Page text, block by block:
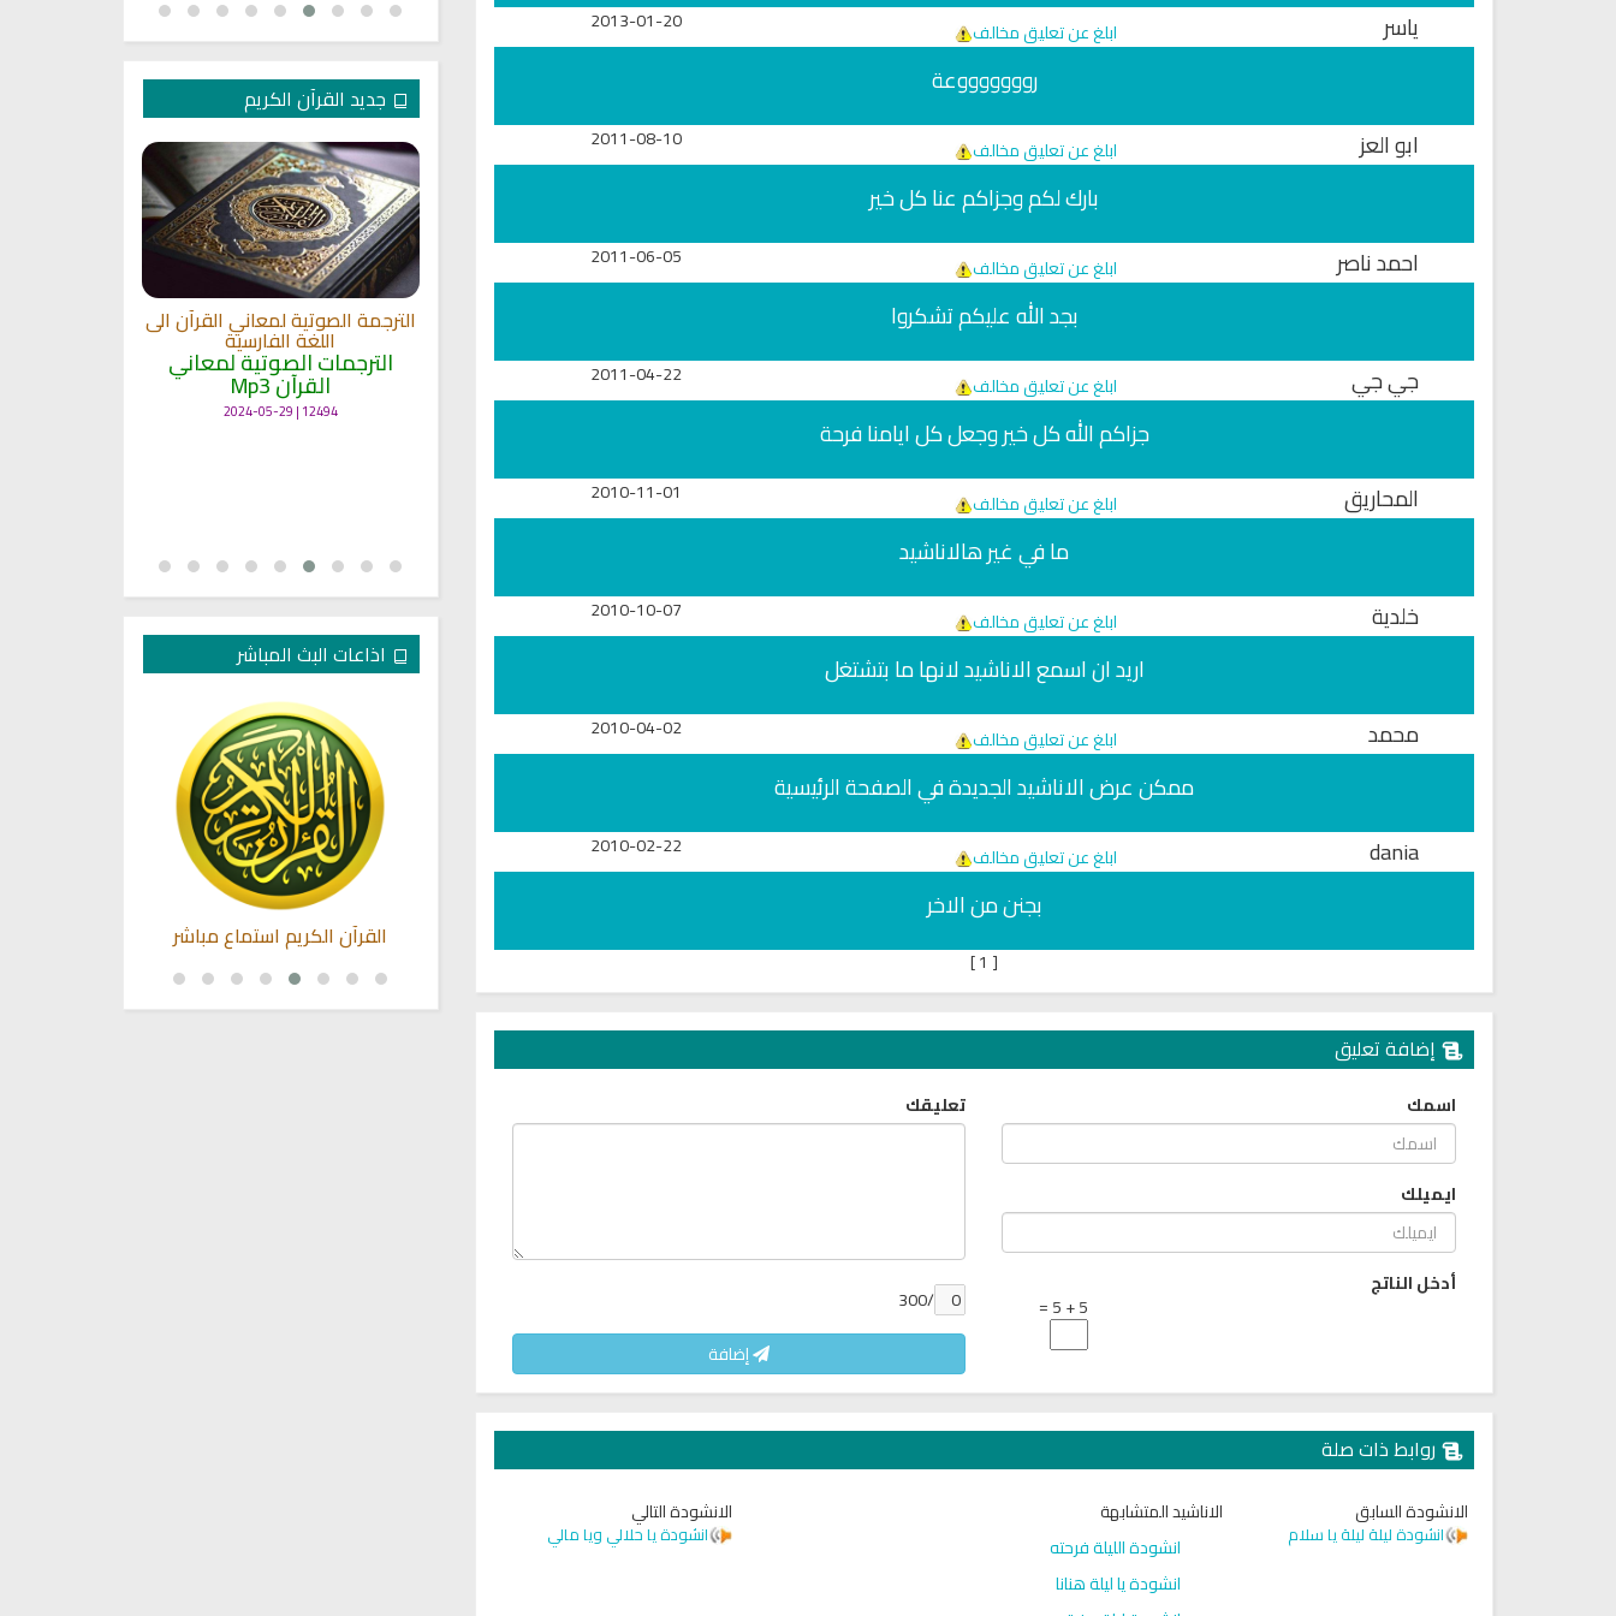
ياسر
ابلغ عن تعليق مخالف 2013-01-20
روووووووعة
ابو العز
ابلغ عن تعليق مخالف 2011-08-10
بارك لكم وجزاكم عنا كل خير
احمد ناصر
ابلغ عن تعليق مخالف 2011-06-05
بجد الله عليكم تشكروا
جي جي
ابلغ عن تعليق مخالف 2011-04-22
جزاكم الله كل خير وجعل كل ايامنا فرحة
المحاريق
ابلغ عن تعليق مخالف 2010-11-01
ما في غير هالاناشيد
خلدية
ابلغ عن تعليق مخالف 2010-10-07
اريد ان اسمع الاناشيد لانها ما بتشتغل
محمد
ابلغ عن تعليق مخالف 2010-04-02
ممكن عرض الاناشيد الجديدة في الصفحة الرئيسية
dania
ابلغ عن تعليق مخالف 2010-02-22
بجنن من الاخر
[
]
إضافة تعليق
اسمك
ايميلك
أدخل الناتج
5 + 5 =
تعليقك
/300
إضافة
روابط ذات صلة
الانشودة السابق
انشودة ليلة ليلة يا سلام
الاناشيد المتشابهة
انشودة الليلة فرحته
انشودة يا ليلة هنانا
الانشودة التالي
انشودة يا حلالي ويا مالي
جديد القرآن الكريم
كاملاً مشاري العفاسي
التايلاندية
الترجمات الصوتية لمعاني
القرآن Mp3
تلاوة جديدة للشيخ مشاري
العفاسي تهتز لها القلوب
13821 | 2024-05-29
ترجمة معاني القرآن صوت الى اللغة
التاميلية
الترجمات الصوتية لمعاني
الترجمة الصوتية لمعاني القرآن الى
اللغة الفارسية
الترجمات الصوتية لمعاني
القرآن Mp3
12494 | 2024-05-29
اذاعات البث المباشر
محمد جبريل مباشر للقران الكريم
القرآن الكريم استماع مباشر